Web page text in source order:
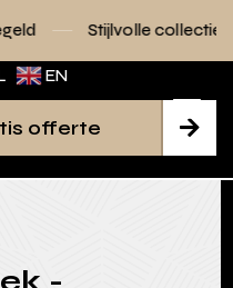
collecties voor elk
EN

offerte